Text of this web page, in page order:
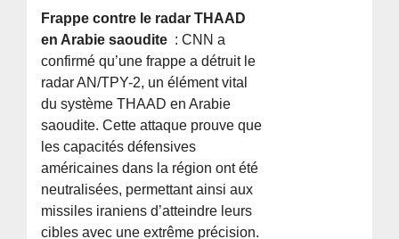
Frappe contre le radar THAAD
en Arabie saoudite : CNN a
confirmé qu’une frappe a détruit le
radar AN/TPY-2, un élément vital
du système THAAD en Arabie
saoudite. Cette attaque prouve que
les capacités défensives
américaines dans la région ont été
neutralisées, permettant ainsi aux
missiles iraniens d’atteindre leurs
cibles avec une extrême précision.